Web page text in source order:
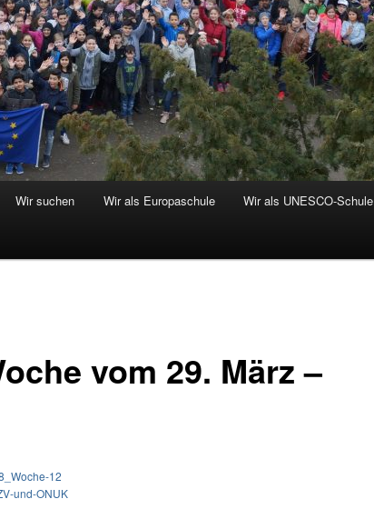
Wir suchen Wir als Europaschule Wir als UNESCO-Schule
vom 29. März –
12
und-ONUK